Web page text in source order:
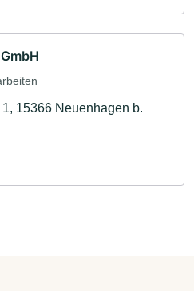
15366 Neuenhagen b.